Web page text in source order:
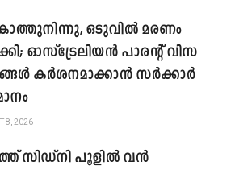
ഒടുവിൽ മരണം
ഓസ്‌ട്രേലിയൻ പാരന്റ് വിസ
കർശനമാക്കാൻ സർക്കാർ
8, 2026
സിഡ്നി പൂളിൽ വൻ